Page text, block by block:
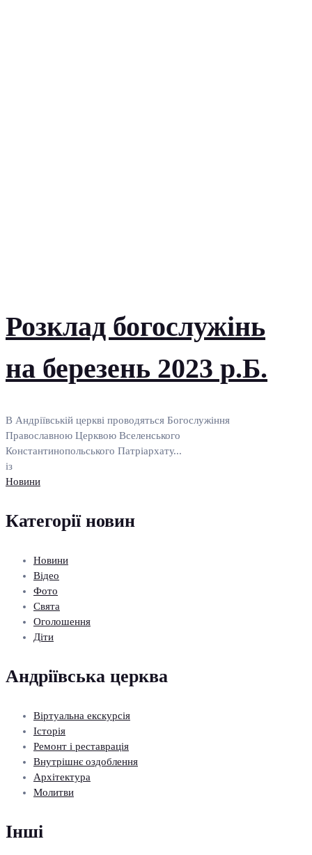
Розклад богослужінь
на березень 2023 р.Б.
В Андріївській церкві проводяться Богослужіння
Православною Церквою Вселенського
Константинопольського Патріархату...
із
Новини
Категорії новин
Новини
Відео
Фото
Свята
Оголошення
Діти
Андріївська церква
Віртуальна екскурсія
Історія
Ремонт і реставрація
Внутрішнє оздоблення
Архітектура
Молитви
Інші